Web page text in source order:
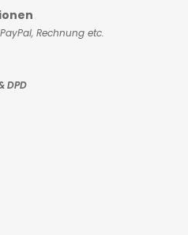
PayPal, Rechnung etc.
DPD